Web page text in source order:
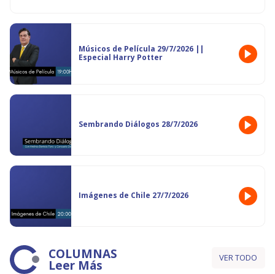
Músicos de Película 29/7/2026 ||
Especial Harry Potter
Sembrando Diálogos 28/7/2026
Imágenes de Chile 27/7/2026
COLUMNAS
Leer Más VER TODO